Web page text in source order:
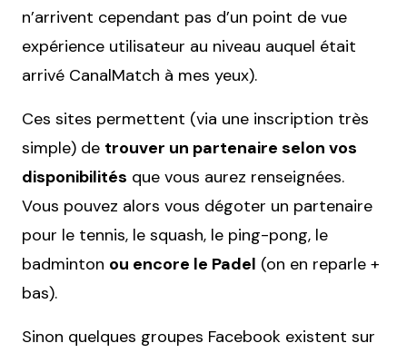
n’arrivent cependant pas d’un point de vue
expérience utilisateur au niveau auquel était
arrivé CanalMatch à mes yeux).
Ces sites permettent (via une inscription très
simple) de trouver un partenaire selon vos
disponibilités que vous aurez renseignées.
Vous pouvez alors vous dégoter un partenaire
pour le tennis, le squash, le ping-pong, le
badminton ou encore le Padel (on en reparle +
bas).
Sinon quelques groupes Facebook existent sur